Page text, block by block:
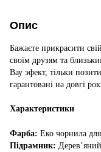
Опис
Бажаєте прикрасити
своїм друзям та
Вау эфект, тільки
гарантовані на довгі
Характеристики
Фарба: Еко чорнила
Підрамник: